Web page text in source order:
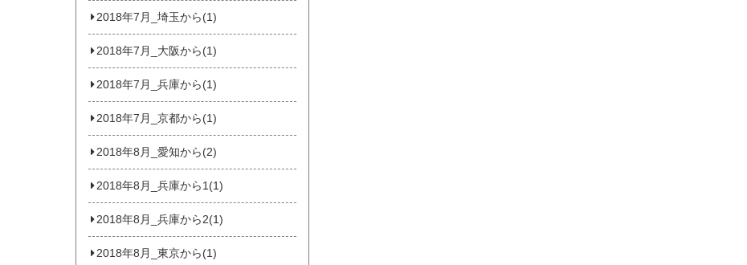
2018年7月_埼玉から(1)
2018年7月_大阪から(1)
2018年7月_兵庫から(1)
2018年7月_京都から(1)
2018年8月_愛知から(2)
2018年8月_兵庫から1(1)
2018年8月_兵庫から2(1)
2018年8月_東京から(1)